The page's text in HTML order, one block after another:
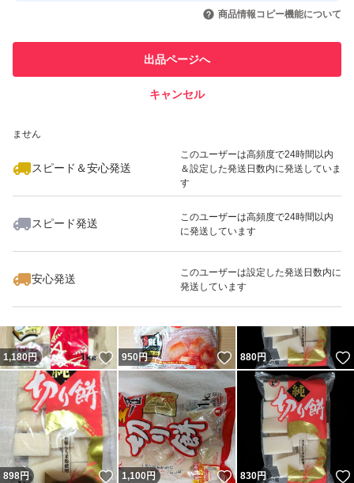
引を完了させた実績があります
での取引実績があります
ません
スピード＆安心発送
このユーザーは高頻度で24時間以内
＆設定した発送日数内に発送していま
す
スピード発送
このユーザーは高頻度で24時間以内
に発送しています
安心発送
このユーザーは設定した発送日数内に
発送しています
商品情報コピー機能について
出品ページへ
キャンセル
いいね！
829
1,180円 いいね！
950円 いいね！
880円
898円 いいね！
1,100円 いいね！
830円